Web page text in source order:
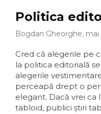
Politica
Bogdan Gheorghe, mai
Cred că alegerile pe
la politica editorială
alegerile
perceapă drept o
elegant. Dacă vrei ca
tabloid, publici ştiri